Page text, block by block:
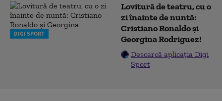
DIGI SPORT
Lovitură de teatru, cu o
zi înainte de nuntă:
Cristiano Ronaldo și
Georgina Rodriguez!
Descarcă aplicația Digi
Sport